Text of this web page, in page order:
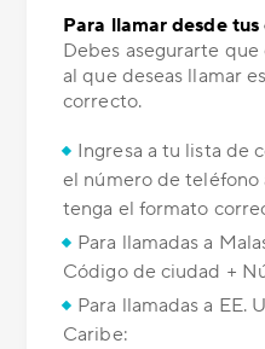
Para llamar desde tus
Debes asegurarte
al que deseas llamar
correcto.
Ingresa a tu lista de
el número de teléfono
tenga el formato
Para llamadas a
Código de ciudad +
Para llamadas a EE.
Caribe: